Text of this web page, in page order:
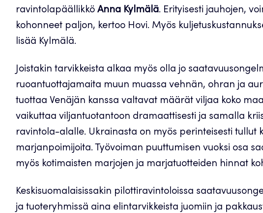
ravintolapäällikkö Anna Kylmälä. Erityisesti jauhojen,
kohonneet paljon, kertoo Hovi. Myös
lisää Kylmälä.
Joistakin tarvikkeista alkaa myös olla jo
ruoantuottajamaita muun muassa vehnän, ohran ja
tuottaa Venäjän kanssa valtavat määrät viljaa koko
vaikuttaa viljantuotantoon dramaattisesti ja samalla
ravintola-alalle. Ukrainasta on myös perinteisesti tullut
marjanpoimijoita. Työvoiman puuttumisen vuoksi osa
myös kotimaisten marjojen ja marjatuotteiden hinnat
Keskisuomalaisissakin pilottiravintoloissa
ja tuoteryhmissä aina elintarvikkeista juomiin ja